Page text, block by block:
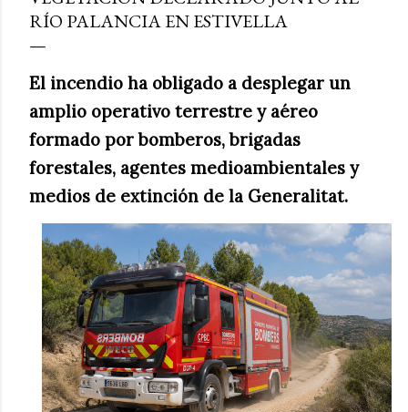
RÍO PALANCIA EN ESTIVELLA
El incendio ha obligado a desplegar un
amplio operativo terrestre y aéreo
formado por bomberos, brigadas
forestales, agentes medioambientales y
medios de extinción de la Generalitat.